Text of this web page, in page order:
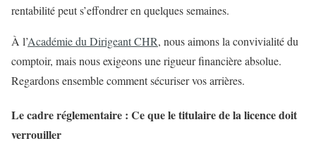
rentabilité peut s’effondrer en quelques semaines.
À l’Académie du Dirigeant CHR, nous aimons la convivialité du
comptoir, mais nous exigeons une rigueur financière absolue.
Regardons ensemble comment sécuriser vos arrières.
Le cadre réglementaire : Ce que le titulaire de la licence doit
verrouiller